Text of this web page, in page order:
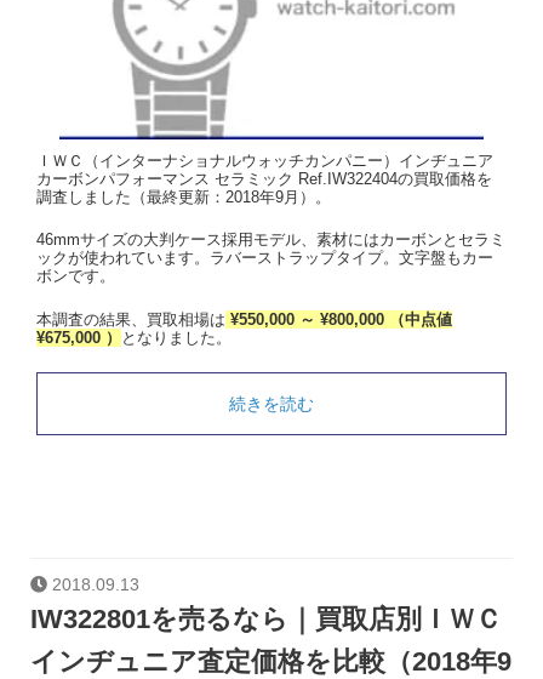
ＩＷＣ（インターナショナルウォッチカンパニー）インヂュニア
カーボンパフォーマンス セラミック Ref.IW322404の買取価格を
調査しました（最終更新：2018年9月）。
46mmサイズの大判ケース採用モデル、素材にはカーボンとセラミ
ックが使われています。ラバーストラップタイプ。文字盤もカー
ボンです。
本調査の結果、買取相場は ¥550,000 ～ ¥800,000 （中点値
¥675,000 ）
となりました。
続きを読む
2018.09.13
IW322801を売るなら｜買取店別ＩＷＣ
インヂュニア査定価格を比較（2018年9